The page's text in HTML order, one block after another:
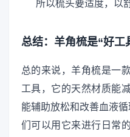
所以梳头要适度，以
总结：羊角梳是“好工
总的来说，羊角梳是一
工具，它的天然材质能
能辅助放松和改善血液
们可以用它来进行日常